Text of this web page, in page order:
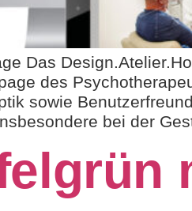
Das
des
sowie
bei der